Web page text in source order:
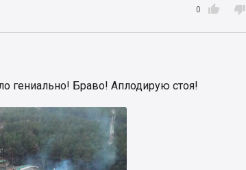

0 
гениально! Браво! Аплодирую стоя!